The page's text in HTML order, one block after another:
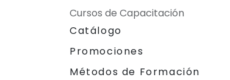
Cursos de Capacitación
Catálogo
Promociones
Métodos de Formación